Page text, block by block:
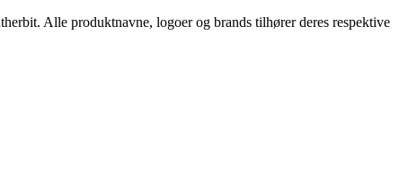
Alle produktnavne, logoer og brands tilhører deres respektive